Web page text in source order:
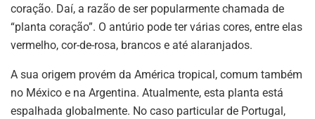
coração. Daí, a razão de ser popularmente chamada de
“planta coração”. O antúrio pode ter várias cores, entre elas
vermelho, cor-de-rosa, brancos e até alaranjados.
A sua origem provém da América tropical, comum também
no México e na Argentina. Atualmente, esta planta está
espalhada globalmente. No caso particular de Portugal,